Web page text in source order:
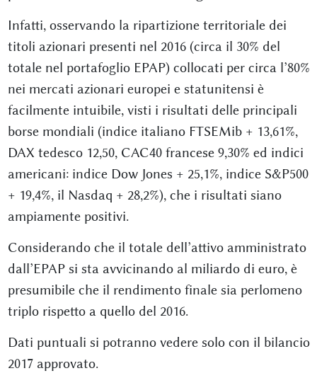
Infatti, osservando la ripartizione territoriale dei
titoli azionari presenti nel 2016 (circa il 30% del
totale nel portafoglio EPAP) collocati per circa l’80%
nei mercati azionari europei e statunitensi è
facilmente intuibile, visti i risultati delle principali
borse mondiali (indice italiano FTSEMib + 13,61%,
DAX tedesco 12,50, CAC40 francese 9,30% ed indici
americani: indice Dow Jones + 25,1%, indice S&P500
+ 19,4%, il Nasdaq + 28,2%), che i risultati siano
ampiamente positivi.
Considerando che il totale dell’attivo amministrato
dall’EPAP si sta avvicinando al miliardo di euro, è
presumibile che il rendimento finale sia perlomeno
triplo rispetto a quello del 2016.
Dati puntuali si potranno vedere solo con il bilancio
2017 approvato.